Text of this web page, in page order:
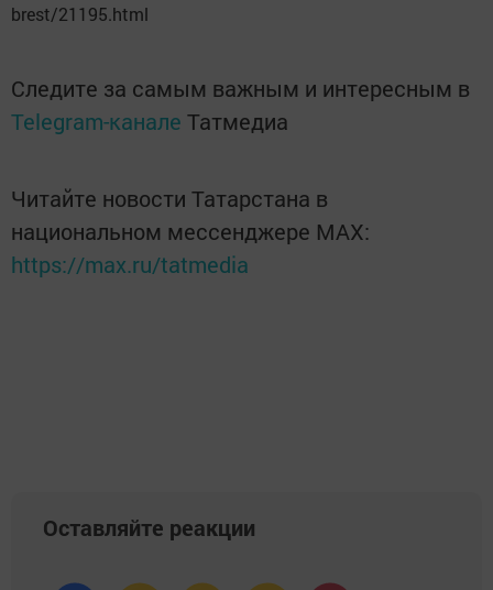
brest/21195.html
Следите за самым важным и интересным в
Telegram-канале Татмедиа
Читайте новости Татарстана в
национальном мессенджере MАХ:
https://max.ru/tatmedia
Оставляйте реакции